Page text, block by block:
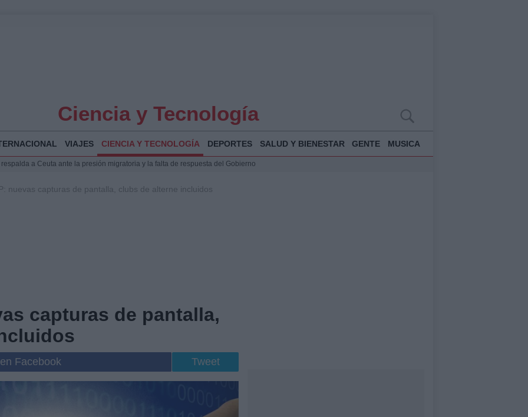
Ciencia y Tecnología
VIAJES CIENCIA Y TECNOLOGÍA DEPORTES SALUD Y BIENESTAR GENTE MUSICA
a Ceuta ante la presión migratoria y la falta de respuesta del Gobierno
del Gobierno ante la crisis migratoria en Ceuta
nuevas capturas de pantalla, clubs de alterne incluidos
capturas de pantalla,
Facebook Tweet